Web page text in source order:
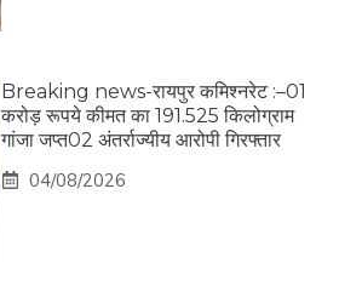
Breaking news-रायपुर कमिश्नरेट :–01
करोड़ रूपये कीमत का 191.525 किलोग्राम
गांजा जप्त02 अंतर्राज्यीय आरोपी गिरफ्तार
04/08/2026